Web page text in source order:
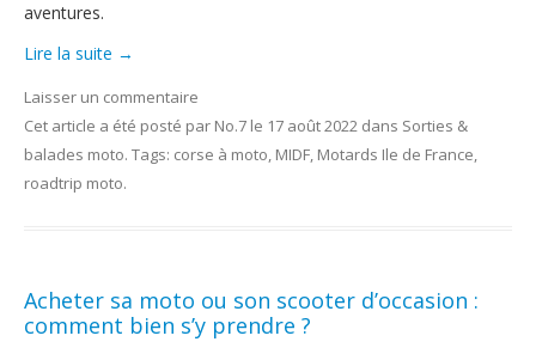
aventures.
Lire la suite →
Laisser un commentaire
Cet article a été posté par No.7 le 17 août 2022 dans Sorties &
balades moto. Tags: corse à moto, MIDF, Motards Ile de France,
roadtrip moto.
Acheter sa moto ou son scooter d’occasion :
comment bien s’y prendre ?